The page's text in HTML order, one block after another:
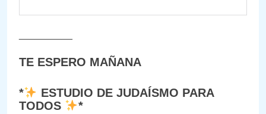
TE ESPERO MAÑANA
*
ESTUDIO DE JUDAÍSMO PARA
TODOS
*